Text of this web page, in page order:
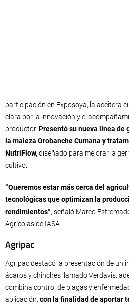
participación en Exposoya, la aceitera
clara por la innovación y el
productor. Presentó su nueva línea de
la maleza Orobanche Cumana y
NutriFlow,diseñado para mejorar la
cultivo.
“Queremos estar más cerca del
tecnológicas que optimizan la
rendimientos”, señaló Marco
Agrícolas de IASA.
Agripac
Agripac destacó la presentación de un
ácaros y chinches llamado Verdavis,
combina control de plagas y
aplicación, con la finalidad de aportar